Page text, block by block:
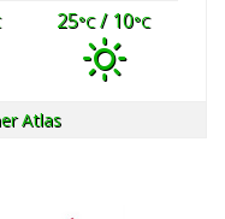
25°C/ 10°C
Atlas